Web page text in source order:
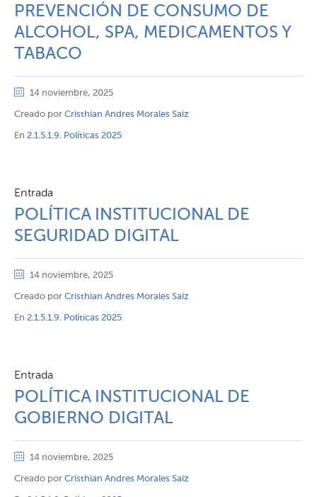
PREVENCIÓN DE CONSUMO DE
ALCOHOL, SPA, MEDICAMENTOS Y
TABACO
14 noviembre, 2025
Creado por Cristhian Andres Morales Saiz
En 2.1.5.1.9. Políticas 2025
Entrada
POLÍTICA INSTITUCIONAL DE
SEGURIDAD DIGITAL
14 noviembre, 2025
Creado por Cristhian Andres Morales Saiz
En 2.1.5.1.9. Políticas 2025
Entrada
POLÍTICA INSTITUCIONAL DE
GOBIERNO DIGITAL
14 noviembre, 2025
Creado por Cristhian Andres Morales Saiz